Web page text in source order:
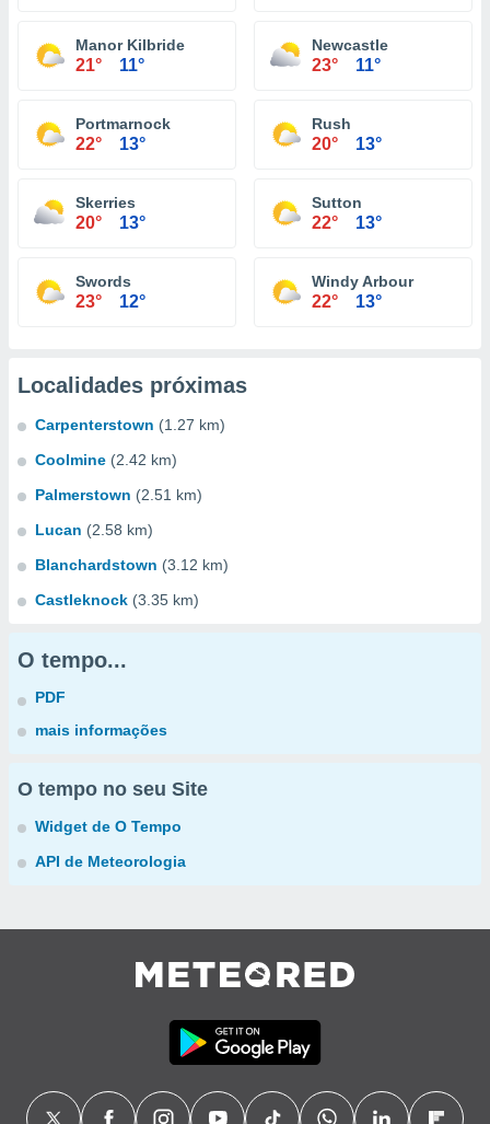
Manor Kilbride
21° 11°
Newcastle
23° 11°
Portmarnock
22° 13°
Rush
20° 13°
Skerries
20° 13°
Sutton
22° 13°
Swords
23° 12°
Windy Arbour
22° 13°
Localidades próximas
Carpenterstown (1.27 km)
Coolmine (2.42 km)
Palmerstown (2.51 km)
Lucan (2.58 km)
Blanchardstown (3.12 km)
Castleknock (3.35 km)
O tempo...
PDF
mais informações
O tempo no seu Site
Widget de O Tempo
API de Meteorologia